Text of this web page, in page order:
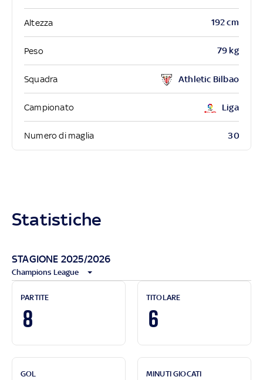
Altezza 192 cm
Peso 79 kg
Squadra Athletic Bilbao
Campionato Liga
Numero di maglia 30
Statistiche
STAGIONE 2025/2026
Champions League
PARTITE
8
TITOLARE
6
GOL MINUTI GIOCATI